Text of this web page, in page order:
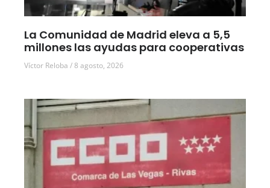
La Comunidad de Madrid eleva a 5,5
millones las ayudas para cooperativas
Víctor Reloba 8 agosto, 2026